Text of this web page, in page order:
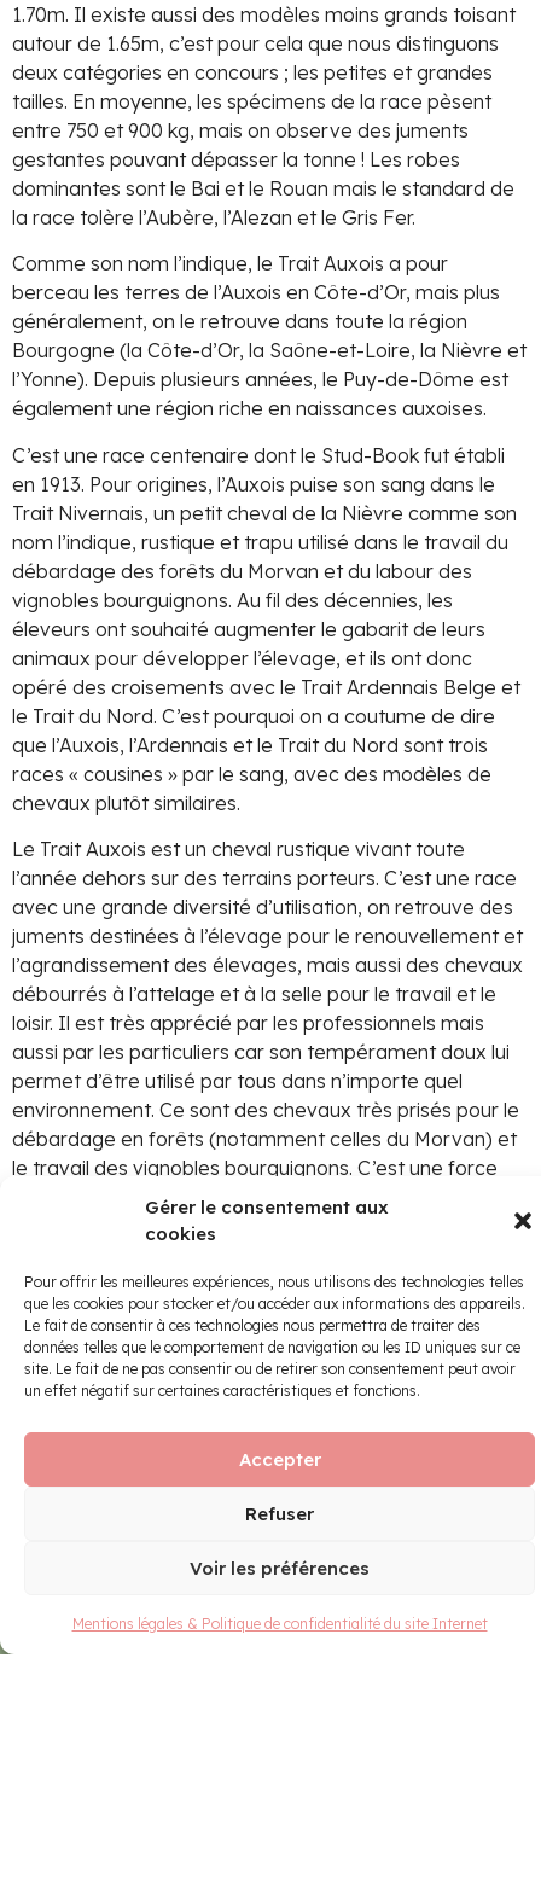
Gérer le consentement aux
cookies
Pour offrir les meilleures expériences, nous utilisons des technologies telles
que les cookies pour stocker et/ou accéder aux informations des appareils.
Le fait de consentir à ces technologies nous permettra de traiter des
données telles que le comportement de navigation ou les ID uniques sur ce
site. Le fait de ne pas consentir ou de retirer son consentement peut avoir
un effet négatif sur certaines caractéristiques et fonctions.
Accepter
Refuser
Voir les préférences
Mentions légales & Politique de confidentialité du site Internet
1.70m. Il existe aussi des modèles moins grands toisant
autour de 1.65m, c’est pour cela que nous distinguons
deux catégories en concours ; les petites et grandes
tailles. En moyenne, les spécimens de la race pèsent
entre 750 et 900 kg, mais on observe des juments
gestantes pouvant dépasser la tonne ! Les robes
dominantes sont le Bai et le Rouan mais le standard de
la race tolère l’Aubère, l’Alezan et le Gris Fer.
Comme son nom l’indique, le Trait Auxois a pour
berceau les terres de l’Auxois en Côte-d’Or, mais plus
généralement, on le retrouve dans toute la région
Bourgogne (la Côte-d’Or, la Saône-et-Loire, la Nièvre et
l’Yonne). Depuis plusieurs années, le Puy-de-Dôme est
également une région riche en naissances auxoises.
C’est une race centenaire dont le Stud-Book fut établi
en 1913. Pour origines, l’Auxois puise son sang dans le
Trait Nivernais, un petit cheval de la Nièvre comme son
nom l’indique, rustique et trapu utilisé dans le travail du
débardage des forêts du Morvan et du labour des
vignobles bourguignons. Au fil des décennies, les
éleveurs ont souhaité augmenter le gabarit de leurs
animaux pour développer l’élevage, et ils ont donc
opéré des croisements avec le Trait Ardennais Belge et
le Trait du Nord. C’est pourquoi on a coutume de dire
que l’Auxois, l’Ardennais et le Trait du Nord sont trois
races « cousines » par le sang, avec des modèles de
chevaux plutôt similaires.
Le Trait Auxois est un cheval rustique vivant toute
l’année dehors sur des terrains porteurs. C’est une race
avec une grande diversité d’utilisation, on retrouve des
juments destinées à l’élevage pour le renouvellement et
l’agrandissement des élevages, mais aussi des chevaux
débourrés à l’attelage et à la selle pour le travail et le
loisir. Il est très apprécié par les professionnels mais
aussi par les particuliers car son tempérament doux lui
permet d’être utilisé par tous dans n’importe quel
environnement. Ce sont des chevaux très prisés pour le
débardage en forêts (notamment celles du Morvan) et
le travail des vignobles bourguignons. C’est une force
tranquille appréciée par certaines collectivités pour le
ramassage des ordures ménagères. Une partie de la
viande qui assure une certaine pérennité de la race, du
fait de son faible effectif. Ce sont principalement les
poulains mâles qui sont commercialisés de la sorte.
VACHE DE SALON 2026
RETOUR EN IMAGES
VOIR LES ÉDITIONS PRÉCÉDENTES